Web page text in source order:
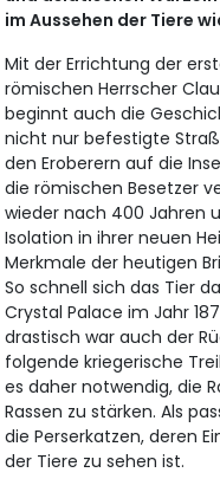
im Aussehen der Tiere
Mit der Errichtung der
römischen Herrscher
beginnt auch die
nicht nur befestigte
den Eroberern auf die
die römischen Besetzer
wieder nach 400 Jahren
Isolation in ihrer neuen
Merkmale der heutigen
So schnell sich das Tier
Crystal Palace im Jahr
drastisch war auch der
folgende kriegerische
es daher notwendig, die
Rassen zu stärken. Als
die Perserkatzen, deren
der Tiere zu sehen ist.